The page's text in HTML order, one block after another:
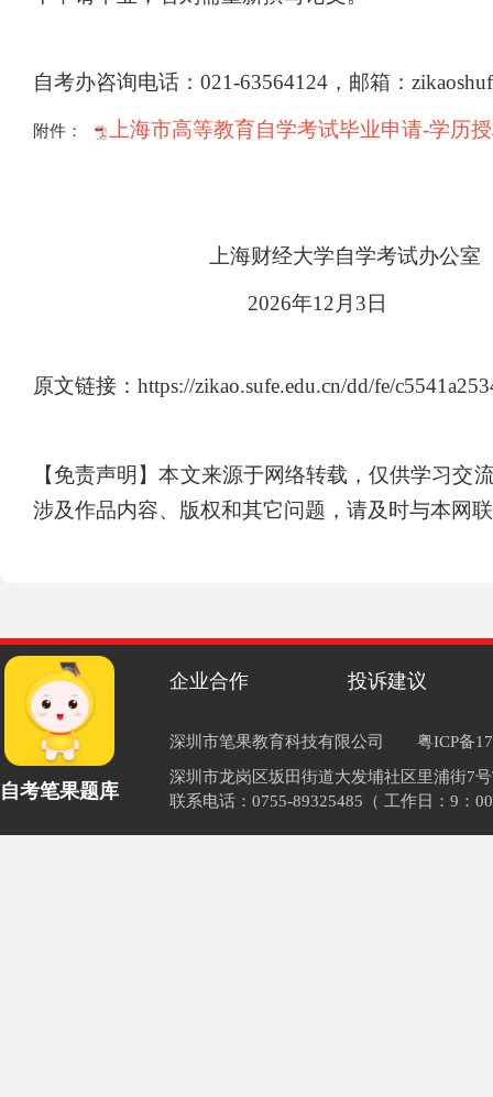
自考办咨询电话：021-63564124，邮箱：
附件： 上海市高等教育自学考试毕业申请-学历
上海财经大学自学考试办公室
2026年12月3日
原文链接：https://zikao.sufe.edu.cn/dd/fe/
【免责声明】本文来源于网络转载，仅供学习
涉及作品内容、版权和其它问题，请及时与本网
自考笔果题库
企业合作 投诉建议
深圳市笔果教育科技有限公司
粤ICP备
深圳市龙岗区坂田街道大发埔社区里浦街7
联系电话：0755-89325485（ 工作日：9：